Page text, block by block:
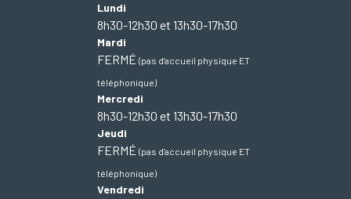
Lundi
8h30-12h30 et 13h30-17h30
Mardi
FERMÉ (pas d'accueil physique ET
téléphonique)
Mercredi
8h30-12h30 et 13h30-17h30
Jeudi
FERMÉ (pas d'accueil physique ET
téléphonique)
Vendredi